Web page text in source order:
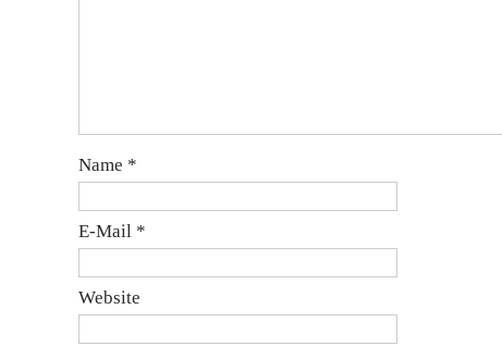
Name *
E-Mail *
Website